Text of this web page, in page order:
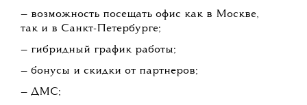
— возможность посещать офис как в Москве,
так и в Санкт-Петербурге;
— гибридный график работы;
— бонусы и скидки от партнеров;
— ДМС;